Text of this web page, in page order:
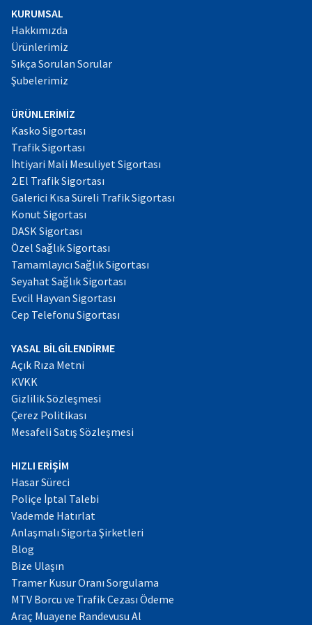
KURUMSAL
Hakkımızda
Ürünlerimiz
Sıkça Sorulan Sorular
Şubelerimiz
ÜRÜNLERİMİZ
Kasko Sigortası
Trafik Sigortası
İhtiyari Mali Mesuliyet Sigortası
2.El Trafik Sigortası
Galerici Kısa Süreli Trafik Sigortası
Konut Sigortası
DASK Sigortası
Özel Sağlık Sigortası
Tamamlayıcı Sağlık Sigortası
Seyahat Sağlık Sigortası
Evcil Hayvan Sigortası
Cep Telefonu Sigortası
YASAL BİLGİLENDİRME
Açık Rıza Metni
KVKK
Gizlilik Sözleşmesi
Çerez Politikası
Mesafeli Satış Sözleşmesi
HIZLI ERİŞİM
Hasar Süreci
Poliçe İptal Talebi
Vademde Hatırlat
Anlaşmalı Sigorta Şirketleri
Blog
Bize Ulaşın
Tramer Kusur Oranı Sorgulama
MTV Borcu ve Trafik Cezası Ödeme
Araç Muayene Randevusu Al